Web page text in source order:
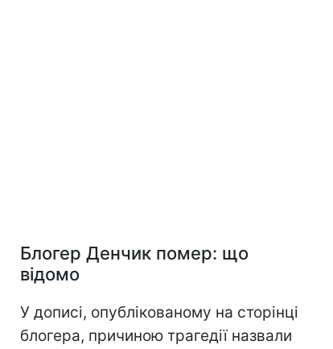
Блогер Денчик помер: що
відомо
У дописі, опублікованому на сторінці
блогера, причиною трагедії назвали